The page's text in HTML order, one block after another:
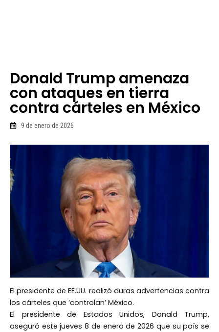
Donald Trump amenaza
con ataques en tierra
contra cárteles en México
9 de enero de 2026
El presidente de EE.UU. realizó duras advertencias contra
los cárteles que ‘controlan’ México.
El presidente de Estados Unidos, Donald Trump,
aseguró este jueves 8 de enero de 2026 que su país se